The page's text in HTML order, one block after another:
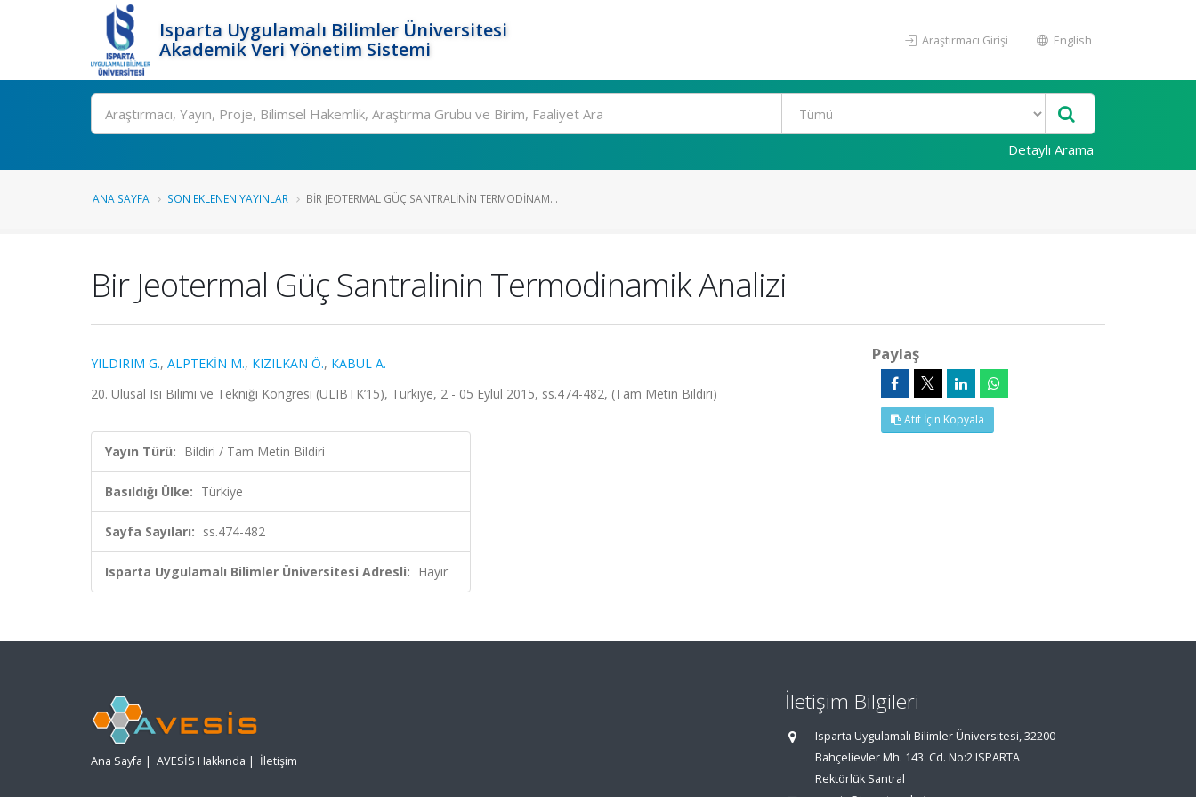
Isparta Uygulamalı Bilimler Üniversitesi
Akademik Veri Yönetim Sistemi
Araştırmacı Girişi English
Ara
Detaylı Arama
ANA SAYFA SON EKLENEN YAYINLAR BIR JEOTERMAL GÜÇ SANTRALININ TERMODINAM...
Bir Jeotermal Güç Santralinin Termodinamik Analizi
YILDIRIM G., ALPTEKİN M., KIZILKAN Ö., KABUL A.
20. Ulusal Isı Bilimi ve Tekniği Kongresi (ULIBTK’15), Türkiye, 2 - 05 Eylül 2015, ss.474-482, (Tam Metin Bildiri)
Yayın Türü: Bildiri / Tam Metin Bildiri
Basıldığı Ülke: Türkiye
Sayfa Sayıları: ss.474-482
Isparta Uygulamalı Bilimler Üniversitesi Adresli: Hayır
Paylaş
Atıf İçin Kopyala
Ana Sayfa | AVESİS Hakkında | İletişim
İletişim Bilgileri
Isparta Uygulamalı Bilimler Üniversitesi, 32200
Bahçelievler Mh. 143. Cd. No:2 ISPARTA
Rektörlük Santral